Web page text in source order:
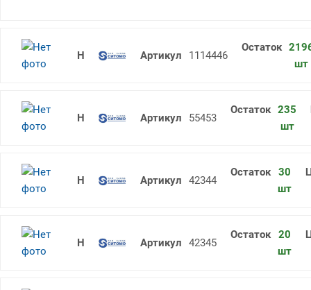
Надфиль плоский 160 №0
1114446
шт
Кусачки торцовые 180 1000В SIT
55453
235
шт
Молоток слесарный 0.2 (кг)
42344
30
шт
Молоток слесарный 0.3 (кг)
42345
20
шт